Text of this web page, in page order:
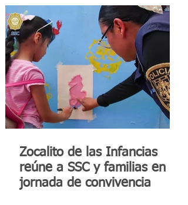
Zocalito de las Infancias
reúne a SSC y familias en
jornada de convivencia